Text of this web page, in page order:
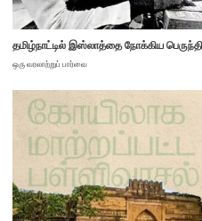
தமிழ்நாட்டில் இஸ்லாத்தை நோக்கிய
ஒரு வரலாற்றுப் பார்வை